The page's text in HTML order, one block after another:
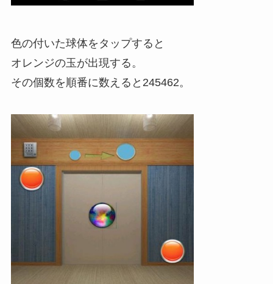
色の付いた球体をタップすると
オレンジの玉が出現する。
その個数を順番に数えると245462。